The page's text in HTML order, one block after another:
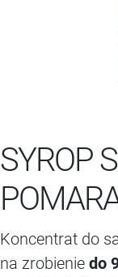
SYROP
Koncentrat do
na zrobienie do